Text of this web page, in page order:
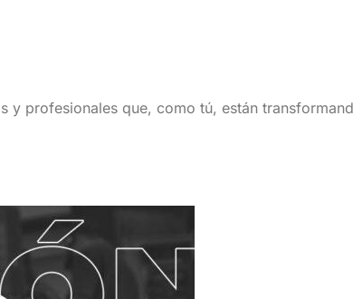
y profesionales que, como tú, están